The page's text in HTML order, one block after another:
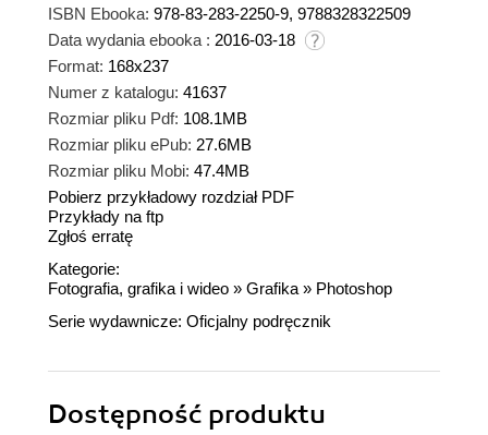
ISBN Ebooka: 978-83-283-2250-9, 9788328322509
Data wydania ebooka : 2016-03-18
Format: 168x237
Numer z katalogu: 41637
Rozmiar pliku Pdf: 108.1MB
Rozmiar pliku ePub: 27.6MB
Rozmiar pliku Mobi: 47.4MB
Pobierz przykładowy rozdział PDF
Przykłady na ftp
Zgłoś erratę
Kategorie:
Fotografia, grafika i wideo » Grafika » Photoshop
Serie wydawnicze: Oficjalny podręcznik
Dostępność produktu